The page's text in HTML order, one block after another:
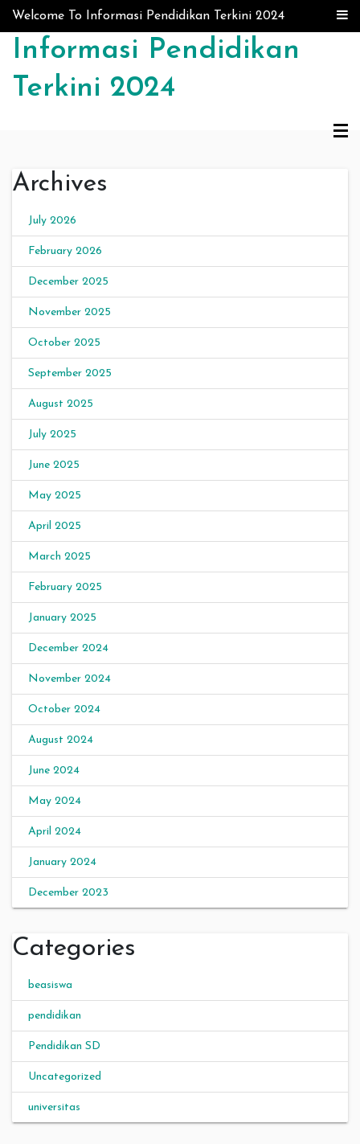
Skip to content
Welcome To Informasi Pendidikan Terkini 2024
Informasi Pendidikan
Terkini 2024
Archives
July 2026
February 2026
December 2025
November 2025
October 2025
September 2025
August 2025
July 2025
June 2025
May 2025
April 2025
March 2025
February 2025
January 2025
December 2024
November 2024
October 2024
August 2024
June 2024
May 2024
April 2024
January 2024
December 2023
Categories
beasiswa
pendidikan
Pendidikan SD
Uncategorized
universitas